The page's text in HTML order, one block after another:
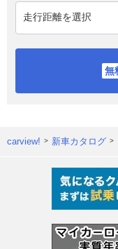
carview! 新車カタログ